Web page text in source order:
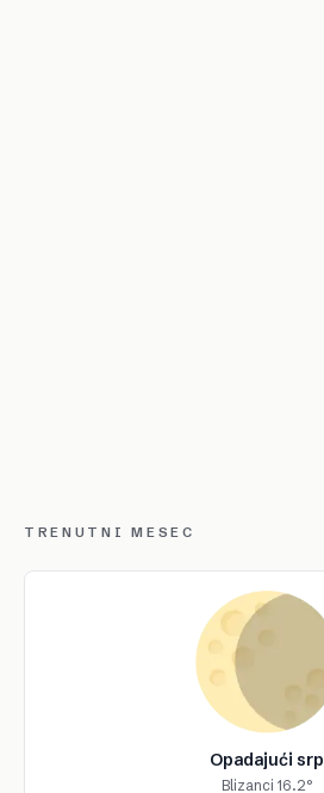
TRENUTNI MESEC
Opadajući srp
Blizanci 16.2°